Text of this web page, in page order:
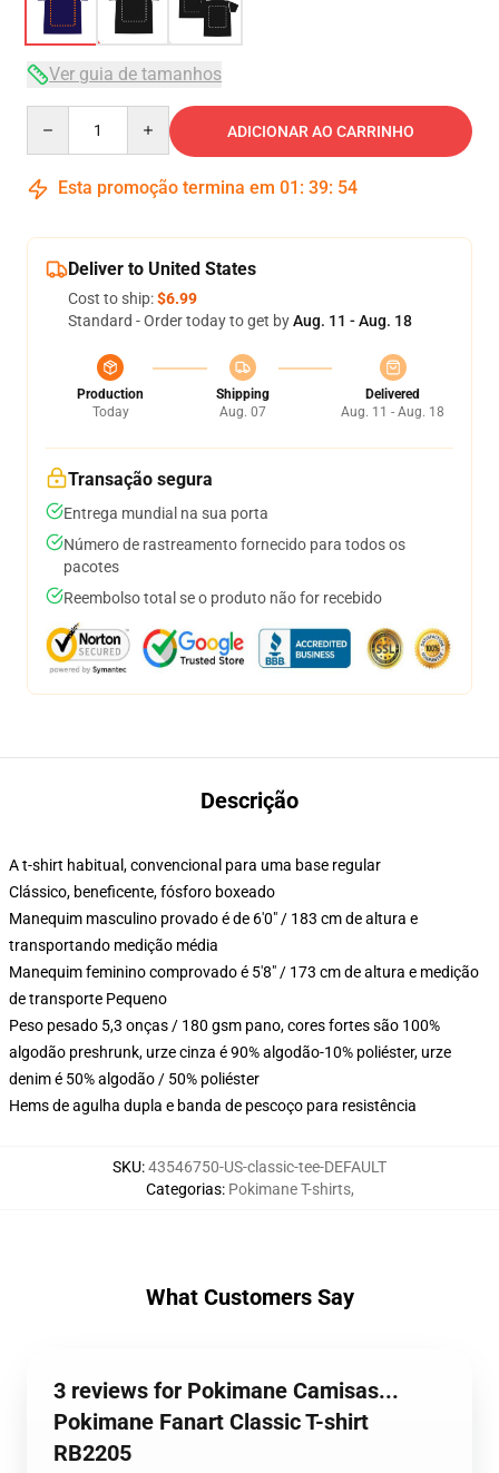
Ver guia de tamanhos
ADICIONAR AO CARRINHO
Esta promoção termina em 01 : 39: 54
Deliver to United States
Cost to ship:$6.99
Standard - Order today to get byAug. 11 - Aug. 18
Production
Today
Shipping
Aug. 07
Delivered
Aug. 11 - Aug. 18
Transação segura
Entrega mundial na sua porta
Número de rastreamento fornecido para todos os
pacotes
Reembolso total se o produto não for recebido
Descrição
A t-shirt habitual, convencional para uma base regular
Clássico, beneficente, fósforo boxeado
Manequim masculino provado é de 6'0" / 183 cm de altura e
transportando medição média
Manequim feminino comprovado é 5'8" / 173 cm de altura e medição
de transporte Pequeno
Peso pesado 5,3 onças / 180 gsm pano, cores fortes são 100%
algodão preshrunk, urze cinza é 90% algodão-10% poliéster, urze
denim é 50% algodão / 50% poliéster
Hems de agulha dupla e banda de pescoço para resistência
SKU:43546750-US-classic-tee-DEFAULT
Categorias: Pokimane T-shirts,
What Customers Say
3 reviews for Pokimane Camisas...
Pokimane Fanart Classic T-shirt
RB2205